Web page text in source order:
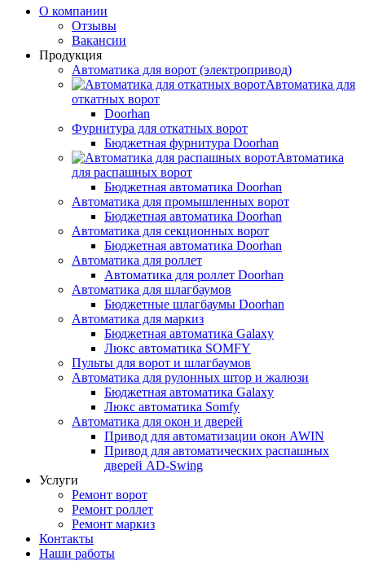
О компании
Отзывы
Вакансии
Продукция
Автоматика для ворот (электропривод)
Автоматика для
откатных ворот
Doorhan
Фурнитура для откатных ворот
Бюджетная фурнитура Doorhan
Автоматика
для распашных ворот
Бюджетная автоматика Doorhan
Автоматика для промышленных ворот
Бюджетная автоматика Doorhan
Автоматика для секционных ворот
Бюджетная автоматика Doorhan
Автоматика для роллет
Автоматика для роллет Doorhan
Автоматика для шлагбаумов
Бюджетные шлагбаумы Doorhan
Автоматика для маркиз
Бюджетная автоматика Galaxy
Люкс автоматика SOMFY
Пульты для ворот и шлагбаумов
Автоматика для рулонных штор и жалюзи
Бюджетная автоматика Galaxy
Люкс автоматика Somfy
Автоматика для окон и дверей
Привод для автоматизации окон AWIN
Привод для автоматических распашных
дверей AD-Swing
Услуги
Ремонт ворот
Ремонт роллет
Ремонт маркиз
Контакты
Наши работы